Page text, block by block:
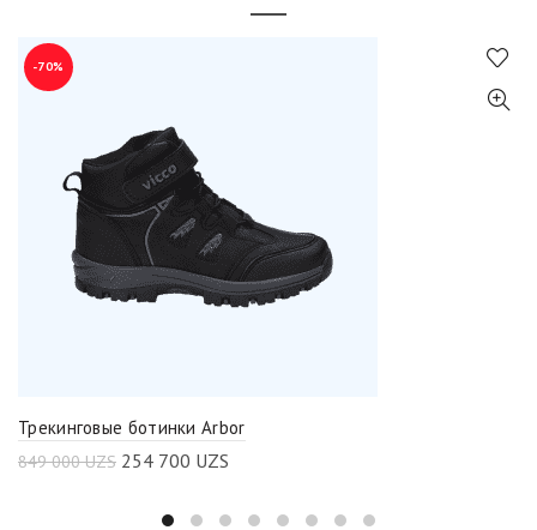
-70%
Трекинговые ботинки Arbor
849 000UZS 254 700 UZS